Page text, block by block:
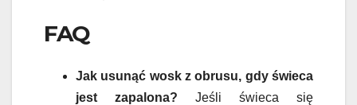
FAQ
Jak usunąć wosk z obrusu, gdy świeca
jest zapalona? Jeśli świeca się